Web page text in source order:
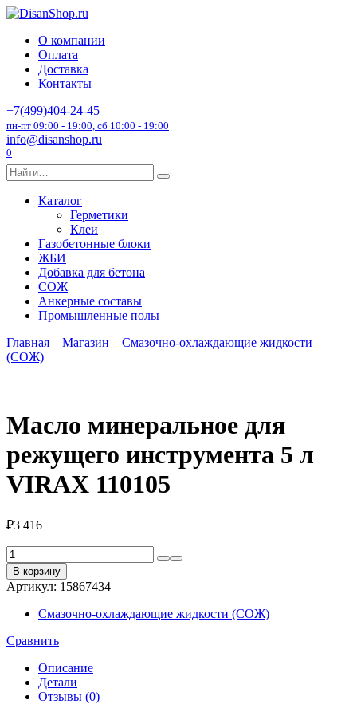
Перейти
содержанию
О компании
Оплата
Доставка
Контакты
+7(499)404-24-45
пн-пт 09:00 - 19:00, сб 10:00 - 19:00
info@disanshop.ru
0
Search
for:
Каталог
Герметики
Клеи
Газобетонные блоки
ЖБИ
Добавка для бетона
СОЖ
Анкерные составы
Промышленные полы
Главная
Магазин
Смазочно-охлаждающие жидкости
(СОЖ)
Масло минеральное для
режущего инструмента 5 л
VIRAX 110105
₽3 416
Количество
товара
Масло
минеральное
режущего
инструмента
VIRAX
110105
В корзину
Артикул: 15867434
Смазочно-охлаждающие жидкости (СОЖ)
Сравнить
Описание
Детали
Отзывы (0)